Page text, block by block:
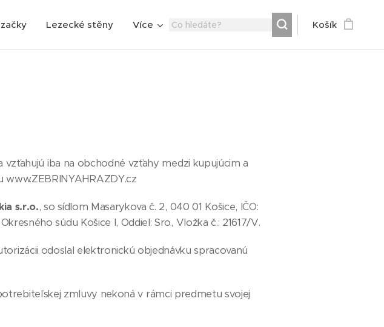
Lezecké stěny Více Košík
vzťahujú iba na obchodné vzťahy medzi kupujúcim a
s.r.o., so sídlom Masarykova č. 2, 040 01 Košice, IČO:
súdu Košice I, Oddiel: Sro, Vložka č.: 21617/V.
odoslal elektronickú objednávku spracovanú
zmluvy nekoná v rámci predmetu svojej